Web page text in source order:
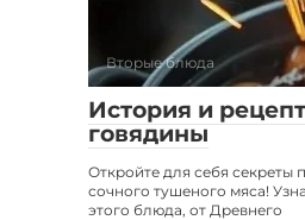
Вторые блюда
История и
говядины
Откройте для себя секреты
сочного тушеного мяса!
этого блюда, от Древнего